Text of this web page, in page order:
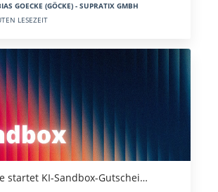
GOECKE (GÖCKE) - SUPRATIX GMBH
LESEZEIT
startet KI-Sandbox-Gutschei…